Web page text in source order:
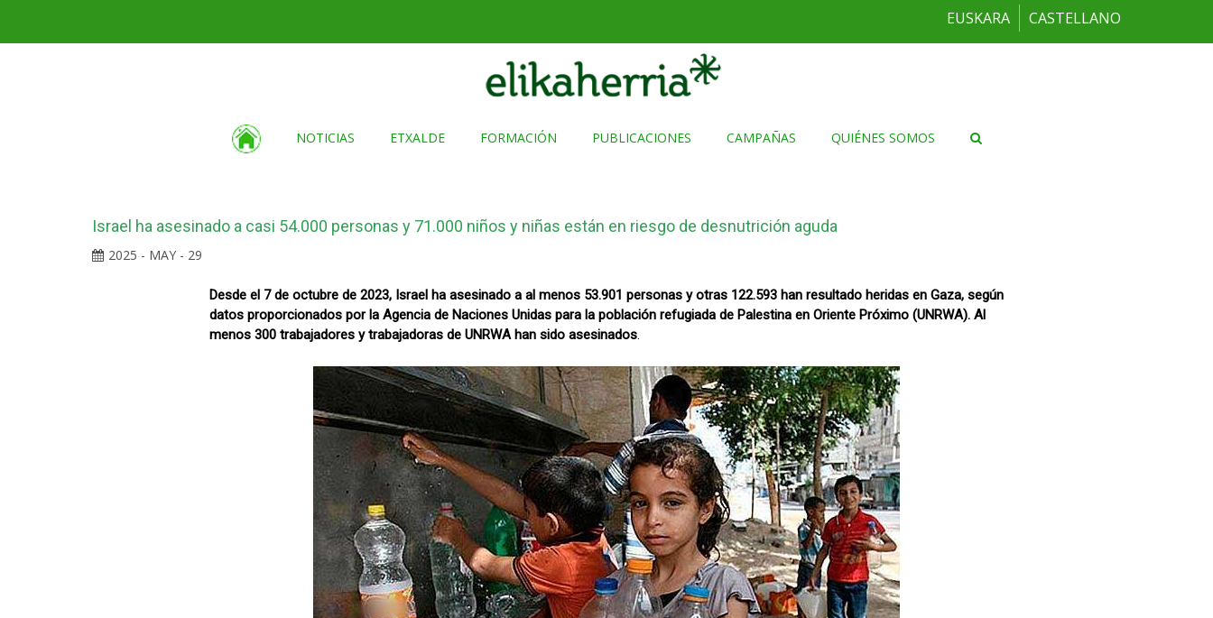
EUSKARA CASTELLANO
NOTICIAS ETXALDE FORMACIÓN PUBLICACIONES CAMPAÑAS QUIÉNES SOMOS
Israel ha asesinado a casi 54.000 personas y 71.000 niños y niñas están en riesgo de desnutrición aguda
2025 - MAY - 29
Desde el 7 de octubre de 2023, Israel ha asesinado a al menos 53.901 personas y otras 122.593 han resultado heridas en Gaza, según
datos proporcionados por la Agencia de Naciones Unidas para la población refugiada de Palestina en Oriente Próximo (UNRWA). Al
menos 300 trabajadores y trabajadoras de UNRWA han sido asesinados.